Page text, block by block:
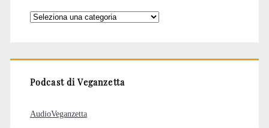
Categorie
Podcast di Veganzetta
AudioVeganzetta